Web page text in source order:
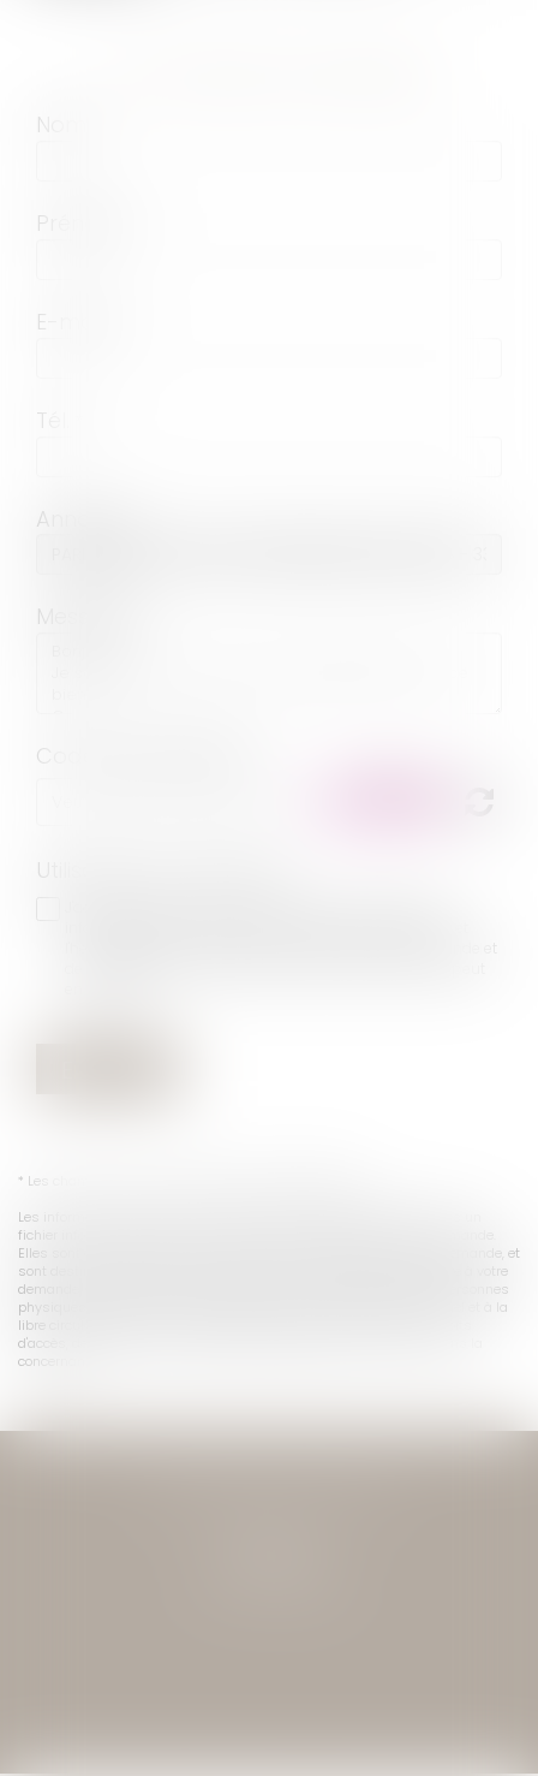
Nom
Prénom
E-mail
Tél.
Annonce
Message
Code de vérification
Utilisation des données
* Les champs suivis d'un astérisque sont obligatoires.
Les informations recueillies sur ce formulaire sont enregistrées dans un
fichier informatisé par le cabinet permettant de répondre à votre demande.
Elles sont conservées le temps nécessaire au traitement de votre demande, et
sont destinées à être transmises à l'avocat compétent pour répondre à votre
demande. Conformément au Règlement relatif à la protection des personnes
physiques à l'égard du traitement des données à caractère personnel et à la
libre circulation de ces données, toute personne peut exercer ses droits
d'accès, de rectification, de portabilité et d'opposition des informations la
concernant.